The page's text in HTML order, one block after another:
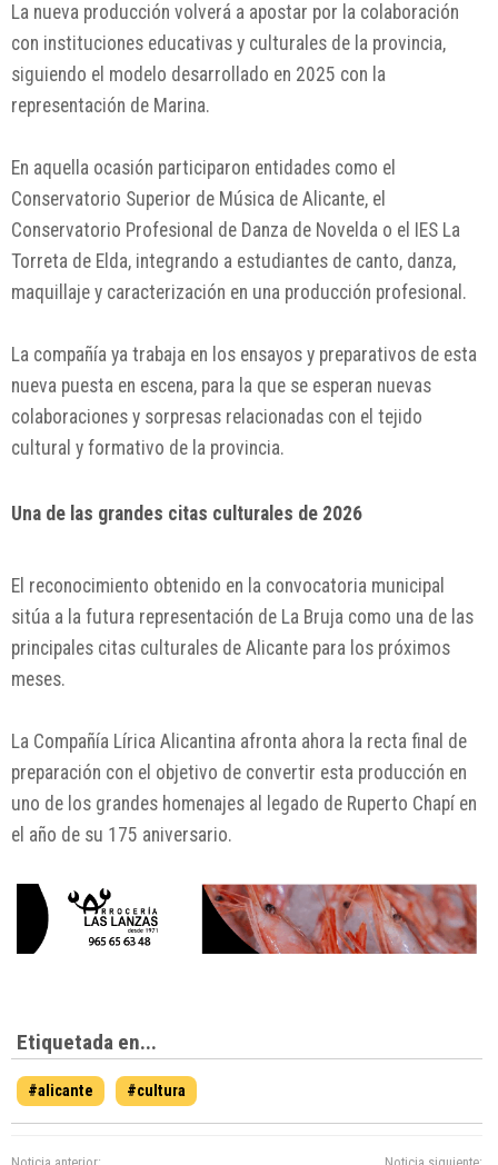
La nueva producción volverá a apostar por la colaboración
con instituciones educativas y culturales de la provincia,
siguiendo el modelo desarrollado en 2025 con la
representación de Marina.
En aquella ocasión participaron entidades como el
Conservatorio Superior de Música de Alicante, el
Conservatorio Profesional de Danza de Novelda o el IES La
Torreta de Elda, integrando a estudiantes de canto, danza,
maquillaje y caracterización en una producción profesional.
La compañía ya trabaja en los ensayos y preparativos de esta
nueva puesta en escena, para la que se esperan nuevas
colaboraciones y sorpresas relacionadas con el tejido
cultural y formativo de la provincia.
Una de las grandes citas culturales de 2026
El reconocimiento obtenido en la convocatoria municipal
sitúa a la futura representación de La Bruja como una de las
principales citas culturales de Alicante para los próximos
meses.
La Compañía Lírica Alicantina afronta ahora la recta final de
preparación con el objetivo de convertir esta producción en
uno de los grandes homenajes al legado de Ruperto Chapí en
el año de su 175 aniversario.
Etiquetada en...
#alicante #cultura